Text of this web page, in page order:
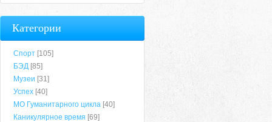
Категории
Спорт [105]
БЭД [85]
Музеи [31]
Успех [40]
МО Гуманитарного цикла [40]
Каникулярное время [69]